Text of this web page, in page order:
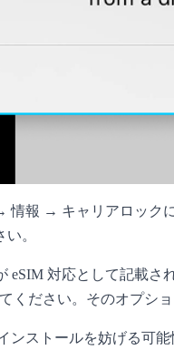
報 → キャリアロックに
。
eSIM 対応として記載さ
ださい。そのオプシ
ストールを妨げる可